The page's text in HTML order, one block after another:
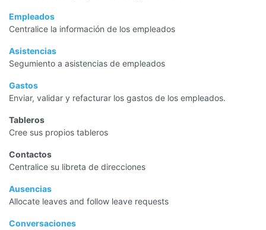
Empleados
Centralice la información de los empleados
Asistencias
Segumiento a asistencias de empleados
Gastos
Enviar, validar y refacturar los gastos de los empleados.
Tableros
Cree sus propios tableros
Contactos
Centralice su libreta de direcciones
Ausencias
Allocate leaves and follow leave requests
Conversaciones